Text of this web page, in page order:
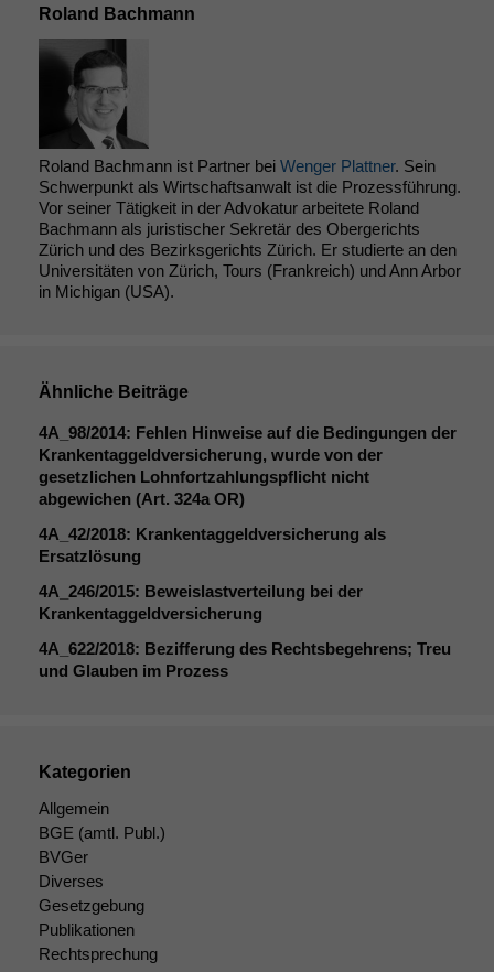
Roland Bachmann
Roland Bachmann ist Partner bei Wenger Plattner. Sein
Schwerpunkt als Wirtschaftsanwalt ist die Prozessführung.
Vor seiner Tätigkeit in der Advokatur arbeitete Roland
Bachmann als juristischer Sekretär des Obergerichts
Zürich und des Bezirksgerichts Zürich. Er studierte an den
Universitäten von Zürich, Tours (Frankreich) und Ann Arbor
in Michigan (USA).
Ähnliche Beiträge
4A_98/2014: Fehlen Hinweise auf die Bedingungen der
Krankentaggeldversicherung, wurde von der
gesetzlichen Lohnfortzahlungspflicht nicht
abgewichen (Art. 324a OR)
4A_42/2018: Krankentaggeldversicherung als
Ersatzlösung
4A_246/2015: Beweislastverteilung bei der
Krankentaggeldversicherung
4A_622/2018: Bezifferung des Rechtsbegehrens; Treu
und Glauben im Prozess
Kategorien
Allgemein
BGE (amtl. Publ.)
BVGer
Diverses
Gesetzgebung
Publikationen
Rechtsprechung